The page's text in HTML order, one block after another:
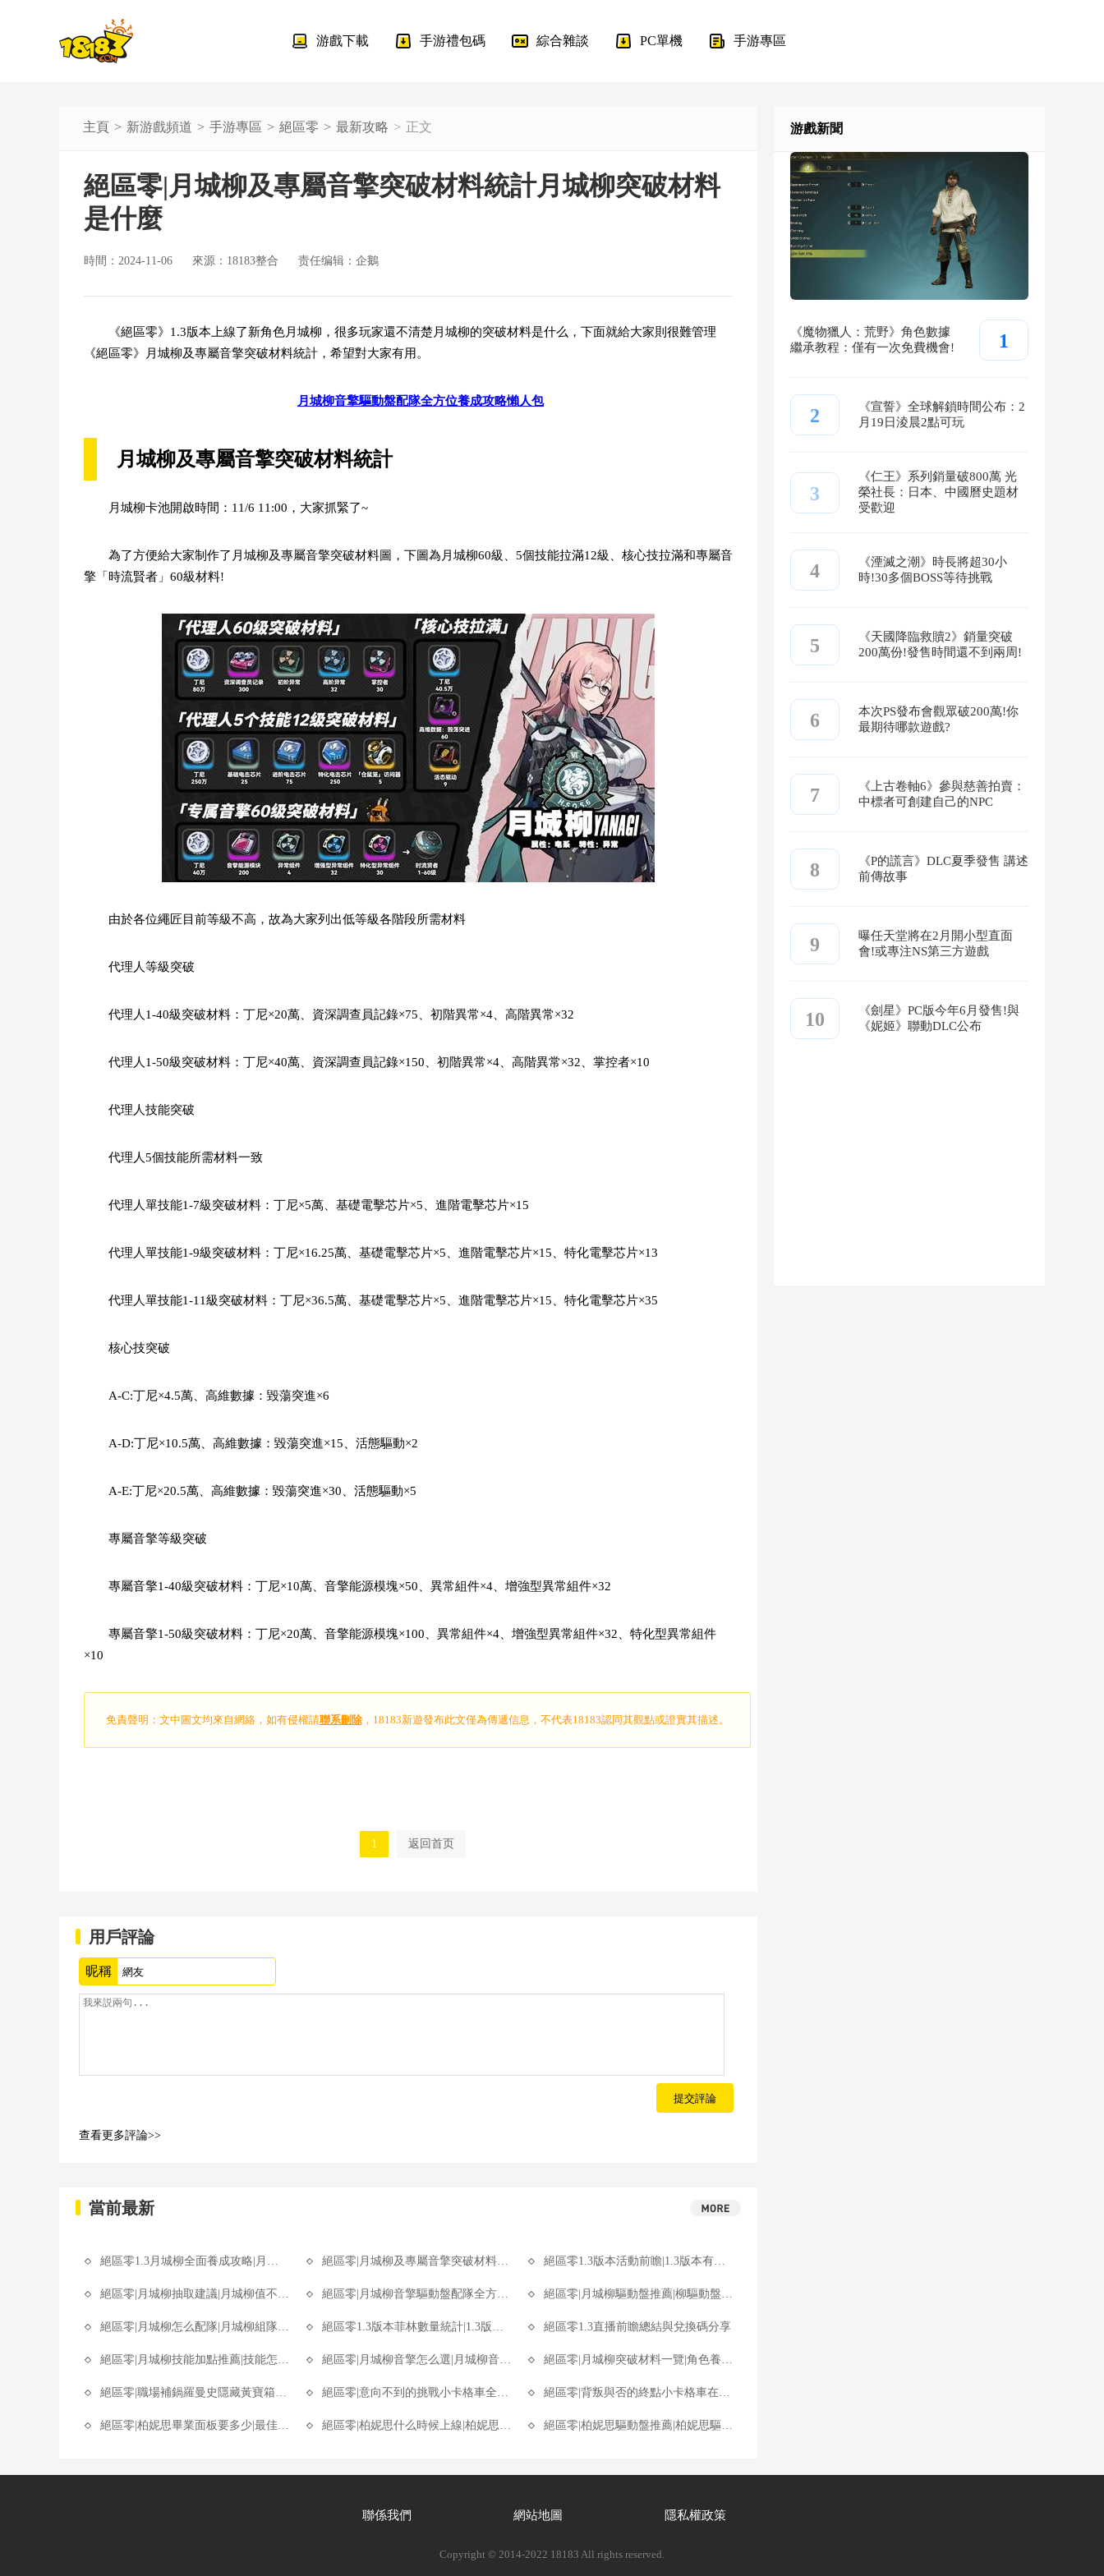
游戲下載 手游禮包碼 綜合雜談 PC單機 手游專區
主頁 新游戲頻道 手游專區 絕區零 最新攻略 正文
絕區零|月城柳及專屬音擎突破材料統計月城柳突破材料
是什麼
時間：2024-11-06 來源：18183整合 责任编辑：企鵝
《絕區零》1.3版本上線了新角色月城柳，很多玩家還不清楚月城柳的突破材料是什么，下面就給大家則很難管理
《絕區零》月城柳及專屬音擎突破材料統計，希望對大家有用。
月城柳音擎驅動盤配隊全方位養成攻略懶人包
月城柳及專屬音擎突破材料統計
月城柳卡池開啟時間：11/6 11:00，大家抓緊了~
為了方便給大家制作了月城柳及專屬音擎突破材料圖，下圖為月城柳60級、5個技能拉滿12級、核心技拉滿和專屬音
擎「時流賢者」60級材料!
由於各位繩匠目前等級不高，故為大家列出低等級各階段所需材料
代理人等級突破
代理人1-40級突破材料：丁尼×20萬、資深調查員記錄×75、初階異常×4、高階異常×32
代理人1-50級突破材料：丁尼×40萬、資深調查員記錄×150、初階異常×4、高階異常×32、掌控者×10
代理人技能突破
代理人5個技能所需材料一致
代理人單技能1-7級突破材料：丁尼×5萬、基礎電擊芯片×5、進階電擊芯片×15
代理人單技能1-9級突破材料：丁尼×16.25萬、基礎電擊芯片×5、進階電擊芯片×15、特化電擊芯片×13
代理人單技能1-11級突破材料：丁尼×36.5萬、基礎電擊芯片×5、進階電擊芯片×15、特化電擊芯片×35
核心技突破
A-C:丁尼×4.5萬、高維數據：毀蕩突進×6
A-D:丁尼×10.5萬、高維數據：毀蕩突進×15、活態驅動×2
A-E:丁尼×20.5萬、高維數據：毀蕩突進×30、活態驅動×5
專屬音擎等級突破
專屬音擎1-40級突破材料：丁尼×10萬、音擎能源模塊×50、異常組件×4、增強型異常組件×32
專屬音擎1-50級突破材料：丁尼×20萬、音擎能源模塊×100、異常組件×4、增強型異常組件×32、特化型異常組件
×10
免責聲明：文中圖文均來自網絡，如有侵權請聯系刪除，18183新遊發布此文僅為傳遞信息，不代表18183認同其觀點或證實其描述。
1 返回首页
用戶評論
昵稱
提交評論
查看更多評論>>
當前最新
絕區零1.3月城柳全面養成攻略|月城柳一圖流培養攻略 絕區零|月城柳及專屬音擎突破材料統計月城柳突破材料是什麼 絕區零1.3版本活動前瞻|1.3版本有哪些活動
絕區零|月城柳抽取建議|月城柳值不值得抽 絕區零|月城柳音擎驅動盤配隊全方位養成攻略懶人包 絕區零|月城柳驅動盤推薦|柳驅動盤選擇指南
絕區零|月城柳怎么配隊|月城柳組隊攻略 絕區零1.3版本菲林數量統計|1.3版本能獲得多少菲林 絕區零1.3直播前瞻總結與兌換碼分享
絕區零|月城柳技能加點推薦|技能怎么加點 絕區零|月城柳音擎怎么選|月城柳音擎攻略 絕區零|月城柳突破材料一覽|角色養成材料
絕區零|職場補鍋羅曼史隱藏黃寶箱位置一覽 絕區零|意向不到的挑戰小卡格車全收集攻略 絕區零|背叛與否的終點小卡格車在哪|背叛與否的終點小卡格車全收集
絕區零|柏妮思畢業面板要多少|最佳畢業面板介紹 絕區零|柏妮思什么時候上線|柏妮思卡池上線時間 絕區零|柏妮思驅動盤推薦|柏妮思驅動盤選擇指南
游戲新聞
1
《魔物獵人：荒野》角色數據
繼承教程：僅有一次免費機會!
2
《宣誓》全球解鎖時間公布：2
月19日淩晨2點可玩
3
《仁王》系列銷量破800萬 光
榮社長：日本、中國曆史題材
受歡迎
4
《湮滅之潮》時長將超30小
時!30多個BOSS等待挑戰
5
《天國降臨救贖2》銷量突破
200萬份!發售時間還不到兩周!
6
本次PS發布會觀眾破200萬!你
最期待哪款遊戲?
7
《上古卷軸6》參與慈善拍賣：
中標者可創建自己的NPC
8
《P的謊言》DLC夏季發售 講述
前傳故事
9
曝任天堂將在2月開小型直面
會!或專注NS第三方遊戲
10
《劍星》PC版今年6月發售!與
《妮姬》聯動DLC公布
聯係我們 網站地圖 隱私權政策
Copyright © 2014-2022 18183 All rights reserved.